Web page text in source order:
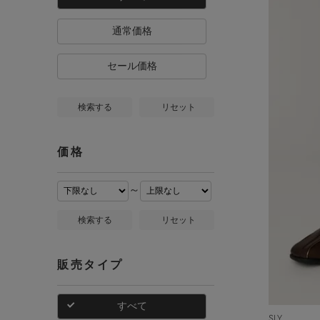
通常価格
セール価格
検索する リセット
価格
～
検索する リセット
販売タイプ
すべて